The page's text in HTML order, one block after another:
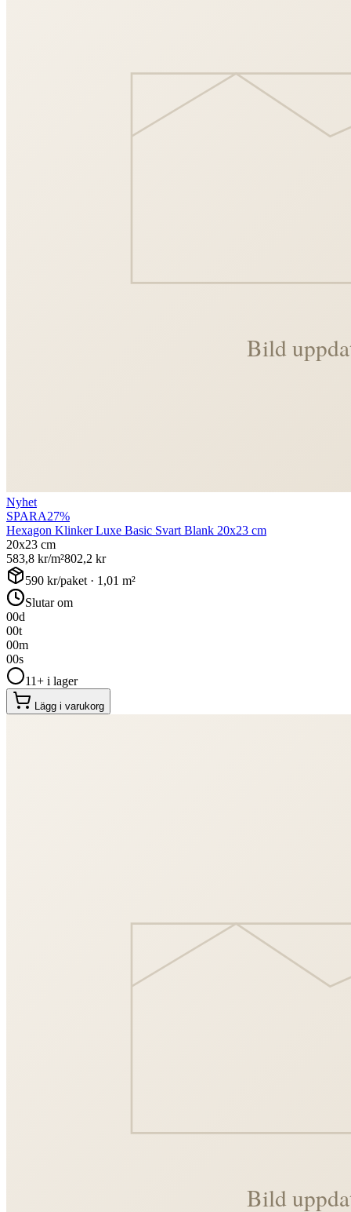
Nyhet
SPARA27%
Hexagon Klinker Luxe Basic Svart Blank 20x23 cm
20x23 cm
583,8 kr/m²802,2 kr
590 kr/paket · 1,01 m²
Slutar om
00d
00t
00m
00s
11+ i lager
Lägg i varukorg